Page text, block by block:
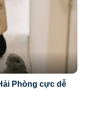
Phòng cực dễ